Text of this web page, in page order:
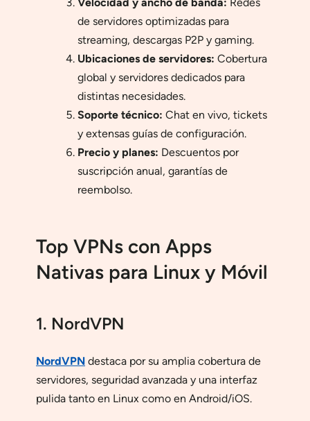
de servidores optimizadas para
streaming, descargas P2P y gaming.
Ubicaciones de servidores: Cobertura
global y servidores dedicados para
distintas necesidades.
Soporte técnico: Chat en vivo, tickets
y extensas guías de configuración.
Precio y planes: Descuentos por
suscripción anual, garantías de
reembolso.
Top VPNs con Apps
Nativas para Linux y Móvil
1. NordVPN
NordVPN destaca por su amplia cobertura de
servidores, seguridad avanzada y una interfaz
pulida tanto en Linux como en Android/iOS.